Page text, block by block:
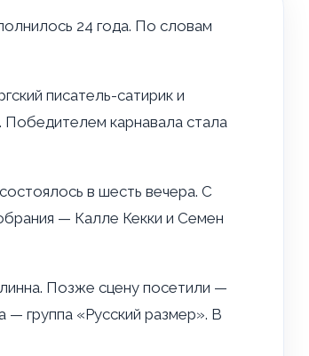
24 года. По словам
писатель-сатирик и
Победителем карнавала стала
в шесть вечера. С
— Калле Кекки и Семен
Позже сцену посетили —
группа «Русский размер». В